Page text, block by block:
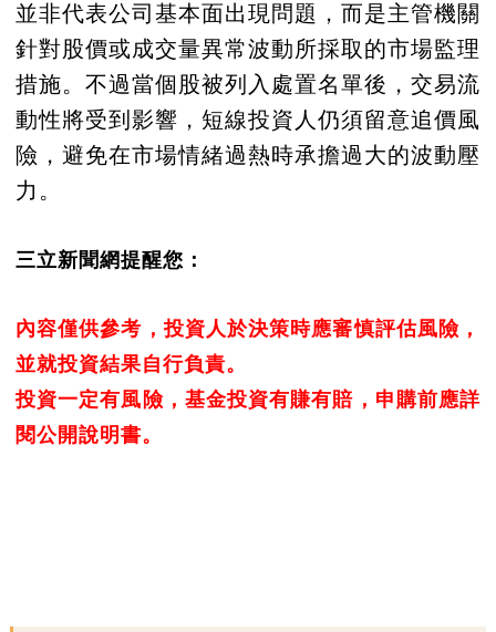
並非代表公司基本面出現問題，而是主管機關
針對股價或成交量異常波動所採取的市場監理
措施。不過當個股被列入處置名單後，交易流
動性將受到影響，短線投資人仍須留意追價風
險，避免在市場情緒過熱時承擔過大的波動壓
力。
三立新聞網提醒您：
內容僅供參考，投資人於決策時應審慎評估風險，
並就投資結果自行負責。
投資一定有風險，基金投資有賺有賠，申購前應詳
閱公開說明書。